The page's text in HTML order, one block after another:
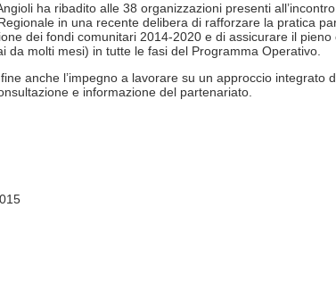
ha ribadito alle 38 organizzazioni presenti
in una recente delibera di rafforzare la pratica
dei fondi comunitari 2014-2020 e di assicurare il pieno
da molti mesi) in tutte le fasi del Programma Operativo.
anche l’impegno a lavorare su un approccio integrato
e informazione del partenariato.